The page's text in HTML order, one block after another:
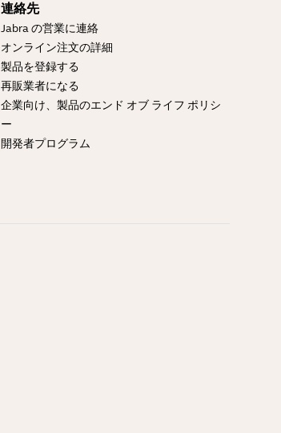
連絡先
Jabra の営業に連絡
オンライン注文の詳細
製品を登録する
再販業者になる
企業向け、製品のエンド オブ ライフ ポリシ
ー
開発者プログラム